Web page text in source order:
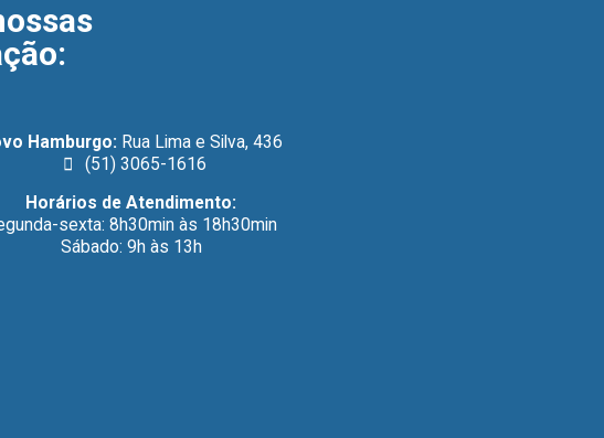
:
Hamburgo: Rua Lima e Silva, 436
(51) 3065-1616
Horários de Atendimento:
sexta: 8h30min às 18h30min
Sábado: 9h às 13h